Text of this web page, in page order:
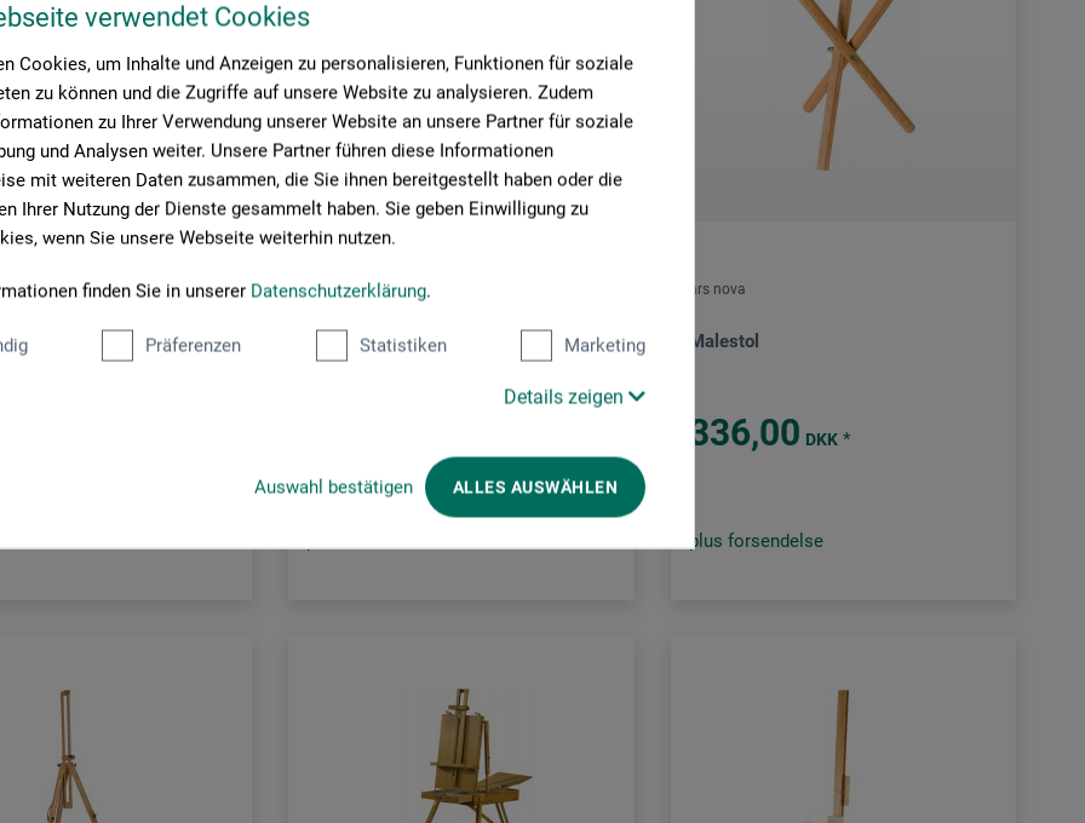
verwendet Cookies
Cookies, um Inhalte und Anzeigen zu personalisieren, Funktionen für soziale
zu können und die Zugriffe auf unsere Website zu analysieren. Zudem
zu Ihrer Verwendung unserer Website an unsere Partner für soziale
und Analysen weiter. Unsere Partner führen diese Informationen
mit weiteren Daten zusammen, die Sie ihnen bereitgestellt haben oder die
Ihrer Nutzung der Dienste gesammelt haben. Sie geben Einwilligung zu
wenn Sie unsere Webseite weiterhin nutzen.
finden Sie in unserer Datenschutzerklärung.
Präferenzen Statistiken Marketing
Details zeigen
Auswahl bestätigen ALLES AUSWÄHLEN
136
ars nova
Bordstaffeli 53
ars nova
Malestol
336,00 DKK *
plus forsendelse